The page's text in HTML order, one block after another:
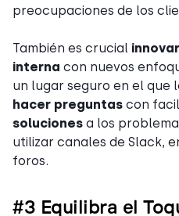
preocupaciones de los
También es crucial
interna con nuevos
un lugar seguro en el que
hacer preguntas con
soluciones a los
utilizar canales de Slack,
foros.
#3 Equilibra el